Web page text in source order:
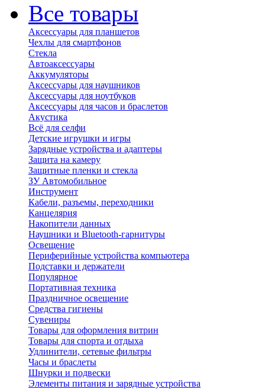
Все товары
Аксессуары для планшетов
Чехлы для смартфонов
Стекла
Автоаксессуары
Аккумуляторы
Аксессуары для наушников
Аксессуары для ноутбуков
Аксессуары для часов и браслетов
Акустика
Всё для селфи
Детские игрушки и игры
Зарядные устройства и адаптеры
Защита на камеру
Защитные пленки и стекла
ЗУ Автомобильное
Инструмент
Кабели, разъемы, переходники
Канцелярия
Накопители данных
Наушники и Bluetooth-гарнитуры
Освещение
Периферийные устройства компьютера
Подставки и держатели
Популярное
Портативная техника
Праздничное освещение
Средства гигиены
Сувениры
Товары для оформления витрин
Товары для спорта и отдыха
Удлинители, сетевые фильтры
Часы и браслеты
Шнурки и подвески
Элементы питания и зарядные устройства